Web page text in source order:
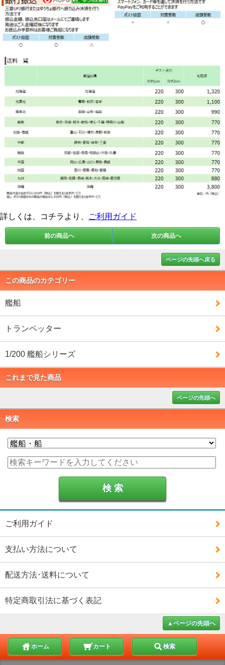
詳しくは、コチラより、 ご利用ガイド
前の商品へ 次の商品へ
ページの先頭へ戻る
この商品のカテゴリー
艦船
トランペッター
1/200 艦船シリーズ
これまで見た商品
ページの先頭へ
検索
ご利用ガイド
支払い方法について
配送方法･送料について
特定商取引法に基づく表記
▲ページの先頭へ
ホーム カート 検索